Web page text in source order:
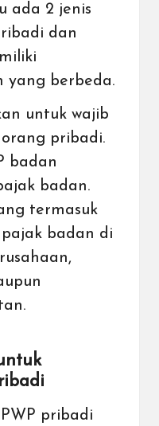
ada 2 jenis
dan
yang berbeda.
untuk wajib
pribadi.
badan
badan.
termasuk
badan di
pribadi